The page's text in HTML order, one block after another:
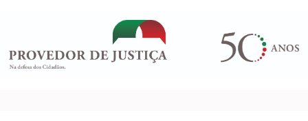
conteúdo
QUEM SOMOS
ATIVIDADE